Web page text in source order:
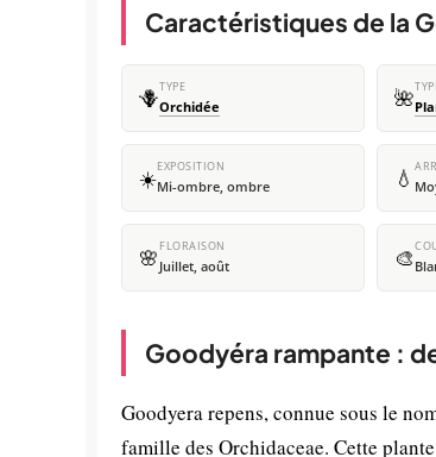
Caractéristiques de la
🪻TYPE
Orchidée 🌺
☀️EXPOSITION
Mi-ombre, ombre 💧
🌸 FLORAISON
Juillet, août 🎨
Goodyéra rampante :
Goodyera repens, connue sous le
famille des Orchidaceae. Cette